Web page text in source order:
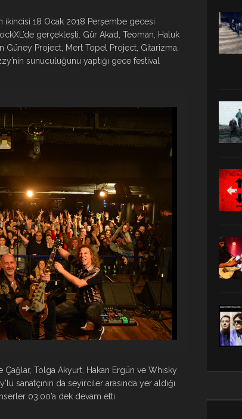
ikincisi 18 Ocak 2018 Perşembe gecesi
gerçekleşti. Gür Akad, Teoman, Haluk
Güney Project, Mert Topel Project, Gitarizma,
sunuculuğunu yaptığı gece festival
Çağlar, Tolga Akyurt, Hakan Ergün ve Whisky
sanatçının da seyirciler arasında yer aldığı
03:00’a dek devam etti.